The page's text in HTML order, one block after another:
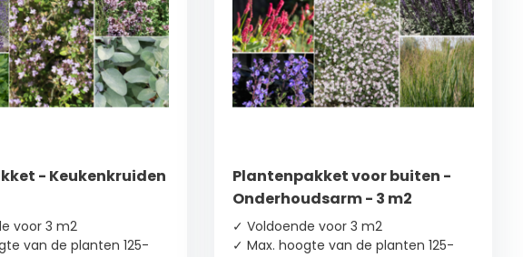
- Keukenkruiden
voor 3 m2
van de planten 125-
Plantenpakket voor buiten -
Onderhoudsarm - 3 m2
✓ Voldoende voor 3 m2
✓ Max. hoogte van de planten 125-